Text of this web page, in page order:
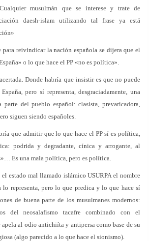
musulmán que se interese y trate de
daesh-islam utilizando tal frase ya está
para reivindicar la nación española se dijera que el
o lo que hace el PP «no es política».
Donde habría que insistir es que no puede
pero sí representa, desgraciadamente, una
parte del pueblo español: clasista, prevaricadora,
siguen siendo españoles.
que admitir que lo que hace el PP sí es política,
podrida y degradante, cínica y arrogante, al
Es una mala política, pero es política.
el estado mal llamado islámico USURPA el nombre
lo representa, pero lo que predica y lo que hace sí
de buena parte de los musulmanes modernos:
del neosalafismo tacafre combinado con el
al odio antichiíta y antipersa como base de su
(algo parecido a lo que hace el sionismo).